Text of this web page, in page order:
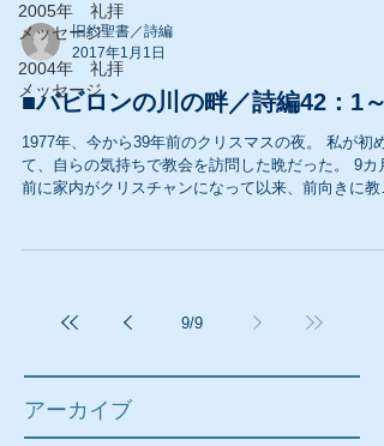
2005年 礼拝
メッセージ
2004年 礼拝
メッセージ
旧約聖書／詩編
2017年1月1日
■バビロンの川の畔／詩編42：1～
1977年、今から39年前のクリスマスの夜。 私が初め
て、自らの気持ちで教会を訪問した晩だった。 9カ月
前に家内がクリスチャンになって以来、前向きに教
えず多少は前向きだった。...
9/9
アーカイブ